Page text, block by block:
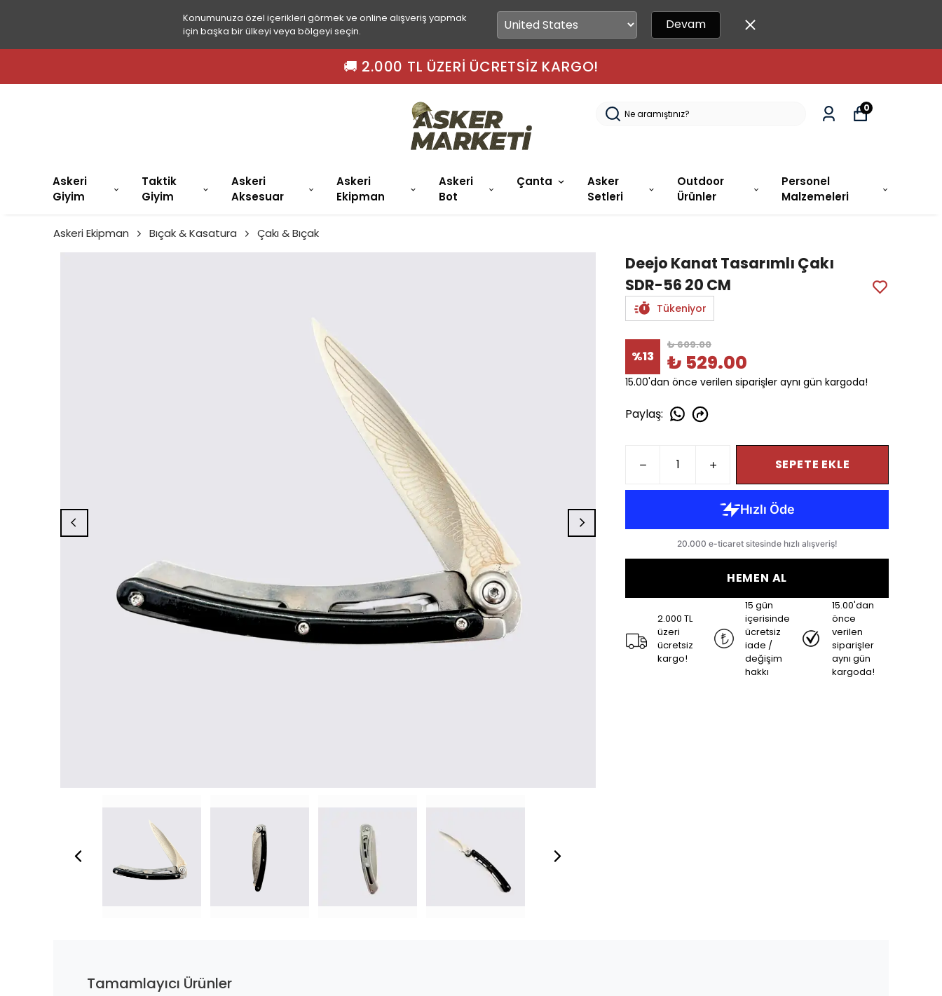
Konumunuza özel içerikleri görmek ve online alışveriş yapmak
için başka bir ülkeyi veya bölgeyi seçin.
Devam
Askeri
Giyim
Taktik
Giyim
Askeri
Aksesuar
Askeri
Ekipman
Askeri
Bot
Çanta
Asker
Setleri
Outdoor
Ürünler
Personel
Malzemeleri
0
Askeri Ekipman Bıçak & Kasatura Çakı & Bıçak
Deejo Kanat Tasarımlı Çakı
SDR-56 20 CM
Tükeniyor
%13
₺ 609.00
₺ 529.00
15.00'dan önce verilen siparişler aynı gün kargoda!
Paylaş:
SEPETE EKLE
HEMEN AL
2.000 TL
üzeri
ücretsiz
kargo!
15 gün
içerisinde
ücretsiz
iade /
değişim
hakkı
15.00'dan
önce
verilen
siparişler
aynı gün
kargoda!
Tamamlayıcı Ürünler